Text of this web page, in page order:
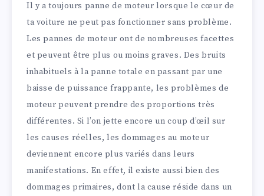
Il y a toujours panne de moteur lorsque le cœur de
ta voiture ne peut pas fonctionner sans problème.
Les pannes de moteur ont de nombreuses facettes
et peuvent être plus ou moins graves. Des bruits
inhabituels à la panne totale en passant par une
baisse de puissance frappante, les problèmes de
moteur peuvent prendre des proportions très
différentes. Si l’on jette encore un coup d’œil sur
les causes réelles, les dommages au moteur
deviennent encore plus variés dans leurs
manifestations. En effet, il existe aussi bien des
dommages primaires, dont la cause réside dans un